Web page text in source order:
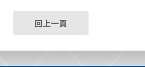
回上一頁